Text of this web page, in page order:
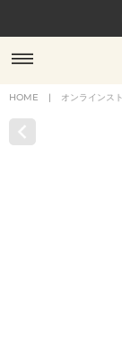
8/17(月
贈る相手
HOME | オンラインス